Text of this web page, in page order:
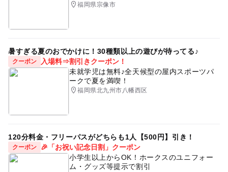
福岡県宗像市
暑すぎる夏のおでかけに！30種類以上の遊びが待ってる♪
クーポン
入場料⇒割引きクーポン！
未就学児は無料♪全天候型の屋内スポーツパ
ークで夏を満喫！
福岡県北九州市八幡西区
120分料金・フリーパスがどちらも1人【500円】引き！
クーポン
🎉「お祝い記念日割」クーポン
小学生以上からOK！ホークスのユニフォー
ム・グッズ等提示で割引